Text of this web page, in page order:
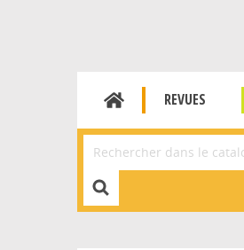
REVUES
Affiner la Recherche